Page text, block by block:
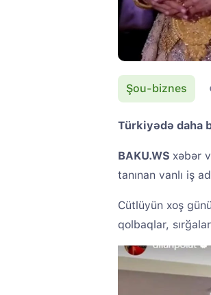
Şou-biznes
Türkiyədə daha
BAKU.WS xəbər
tanınan vanlı iş
Cütlüyün xoş
qolbaqlar,